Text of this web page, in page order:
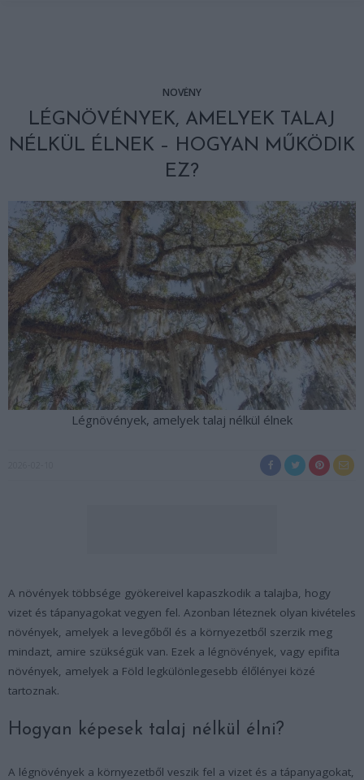
NÖVÉNY
LÉGNÖVÉNYEK, AMELYEK TALAJ
NÉLKÜL ÉLNEK – HOGYAN MŰKÖDIK
EZ?
Légnövények, amelyek talaj nélkül élnek
A növények többsége gyökereivel kapaszkodik a talajba, hogy
vizet és tápanyagokat vegyen fel. Azonban léteznek olyan kivételes
növények, amelyek a levegőből és a környezetből szerzik meg
mindazt, amire szükségük van. Ezek a légnövények, vagy epifita
növények, amelyek a Föld legkülönlegesebb élőlényei közé
tartoznak.
Hogyan képesek talaj nélkül élni?
A légnövények a környezetből veszik fel a vizet és a tápanyagokat,